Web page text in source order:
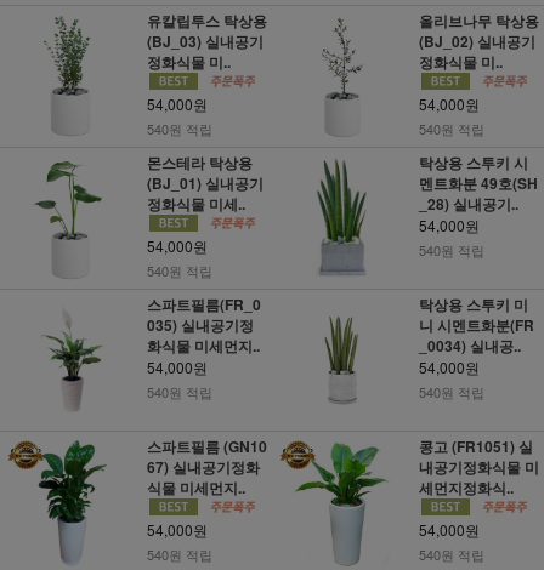
유칼립투스 탁상용
(BJ_03) 실내공기
정화식물 미..
54,000원
540원 적립
올리브나무 탁상용
(BJ_02) 실내공기
정화식물 미..
54,000원
540원 적립
몬스테라 탁상용
(BJ_01) 실내공기
정화식물 미세..
54,000원
540원 적립
탁상용 스투키 시
멘트화분 49호(SH
_28) 실내공기..
54,000원
540원 적립
스파트필름(FR_0
035) 실내공기정
화식물 미세먼지..
54,000원
540원 적립
탁상용 스투키 미
니 시멘트화분(FR
_0034) 실내공..
54,000원
540원 적립
스파트필름 (GN10
67) 실내공기정화
식물 미세먼지..
54,000원
540원 적립
콩고 (FR1051) 실
내공기정화식물 미
세먼지정화식..
54,000원
540원 적립